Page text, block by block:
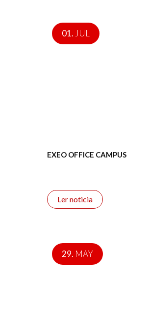
01. JUL
EXEO OFFICE CAMPUS
Ler noticia
29. MAY